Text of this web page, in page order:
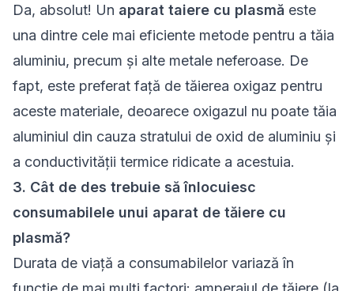
Da, absolut! Un aparat taiere cu plasmă este
una dintre cele mai eficiente metode pentru a tăia
aluminiu, precum și alte metale neferoase. De
fapt, este preferat față de tăierea oxigaz pentru
aceste materiale, deoarece oxigazul nu poate tăia
aluminiul din cauza stratului de oxid de aluminiu și
a conductivității termice ridicate a acestuia.
3. Cât de des trebuie să înlocuiesc
consumabilele unui aparat de tăiere cu
plasmă?
Durata de viață a consumabilelor variază în